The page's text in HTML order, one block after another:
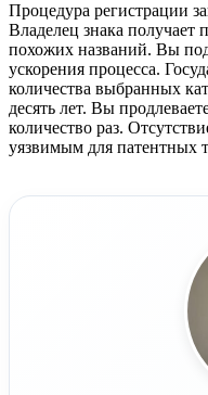
Процедура регистрации
Владелец знака получает
похожих названий. Вы
ускорения процесса.
количества выбранных
десять лет. Вы
количество раз.
уязвимым для патентных